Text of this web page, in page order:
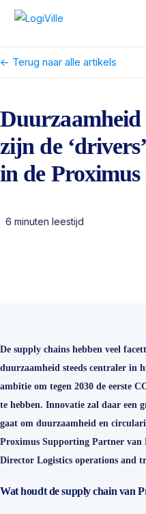
<- Terug naar alle artikels
zijn de
in de
6 minuten leestijd
De supply chains hebben veel
duurzaamheid steeds centraler in
ambitie om tegen 2030 de eerste
te hebben. Innovatie zal daar een
gaat om duurzaamheid en
Proximus Supporting Partner van
Director Logistics operations and
Wat houdt de supply chain van